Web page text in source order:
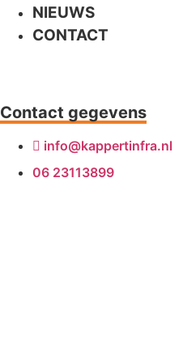
NIEUWS
CONTACT
Contact gegevens
info@kappertinfra.nl
06 23113899